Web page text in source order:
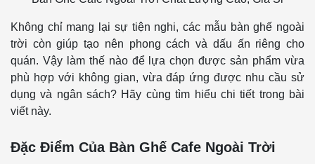
Không chỉ mang lại sự tiện nghi, các mẫu bàn ghế ngoài
trời còn giúp tạo nên phong cách và dấu ấn riêng cho
quán. Vậy làm thế nào để lựa chọn được sản phẩm vừa
phù hợp với không gian, vừa đáp ứng được nhu cầu sử
dụng và ngân sách? Hãy cùng tìm hiểu chi tiết trong bài
viết này.
Đặc Điểm Của Bàn Ghế Cafe Ngoài Trời